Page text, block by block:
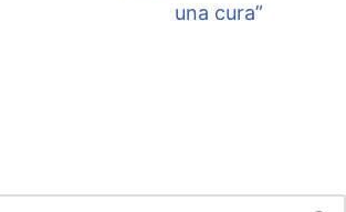
una cura”